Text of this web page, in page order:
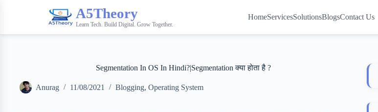
A5Theory
Learn Tech. Build Digital. Grow Together.
HomeServicesSolutionsBlogsContact Us
Segmentation In OS In Hindi?|Segmentation क्या होता है ?
Anurag 11/08/2021 Blogging, Operating System